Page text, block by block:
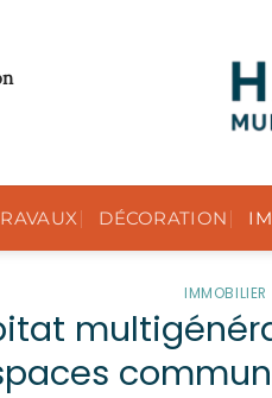
DÉCORATION
IMMOBILIER